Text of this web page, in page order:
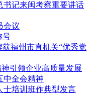
书记来闽考察重要讲话
会议
号
福州市直机关“优秀党
引领企业高质量发展
全会精神
士培训班作典型发言